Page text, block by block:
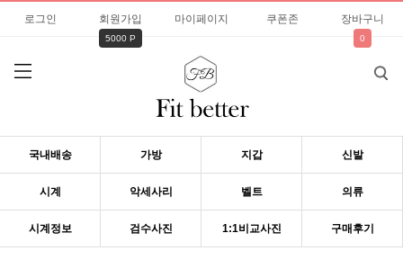
로그인 회원가입
5000 P
마이페이지 쿠폰존 장바구니
0
국내배송 가방 지갑 신발
시계 악세사리 벨트 의류
시계정보 검수사진 1:1비교사진 구매후기